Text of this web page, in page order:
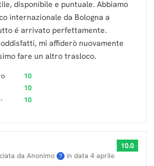
disponibile e puntuale. Abbiamo
internazionale da Bologna a
é arrivato perfettamente.
mi affiderò nuovamente
fare un altro trasloco.
10
10
10
da Anonimo ? in data 4 aprile
10.0